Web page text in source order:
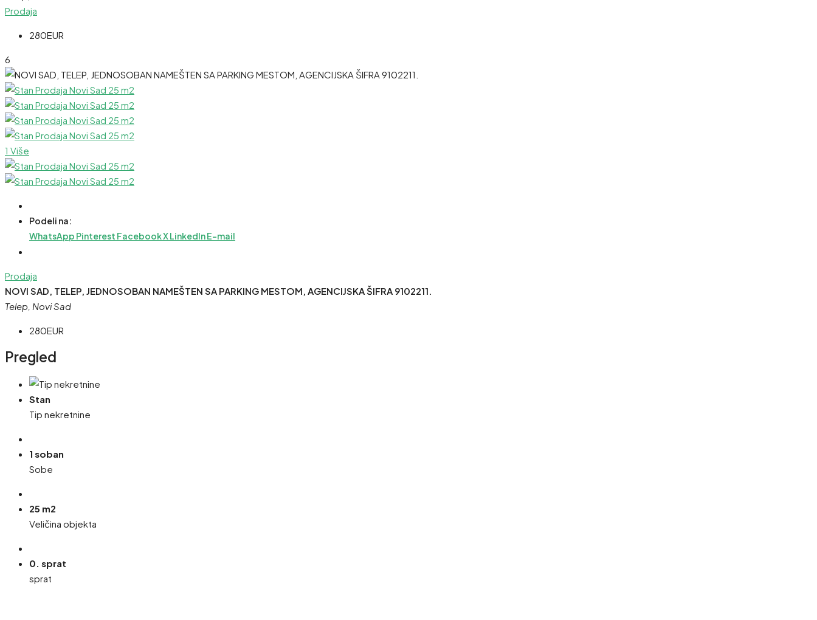
Prodaja
280EUR
6
1 Više
Podeli na:
WhatsApp Pinterest FacebookXLinkedInE-mail
Prodaja
NOVI SAD, TELEP, JEDNOSOBAN NAMEŠTEN SA PARKING MESTOM, AGENCIJSKA ŠIFRA 9102211.
Telep, Novi Sad
280EUR
Pregled
Stan
Tip nekretnine
1 soban
Sobe
25 m2
Veličina objekta
0. sprat
sprat